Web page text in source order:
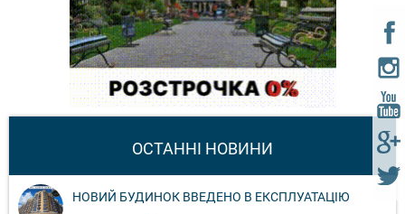
ОСТАННІ НОВИНИ
НОВИЙ БУДИНОК ВВЕДЕНО В ЕКСПЛУАТАЦІЮ